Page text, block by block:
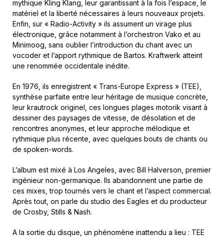
mythique Kling Klang, leur garantissant à la fois l’espace, le
matériel et la liberté nécessaires à leurs nouveaux projets.
Enfin, sur « Radio-Activity » ils assument un virage plus
électronique, grâce notamment à l’orchestron Vako et au
Minimoog, sans oublier l’introduction du chant avec un
vocoder et l’apport rythmique de Bartos. Kraftwerk atteint
une renommée occidentale inédite.
En 1976, ils enregistrent « Trans-Europe Express » (TEE),
synthèse parfaite entre leur héritage de musique concrète,
leur krautrock originel, ces longues plages motorik visant à
dessiner des paysages de vitesse, de désolation et de
rencontres anonymes, et leur approche mélodique et
rythmique plus récente, avec quelques bouts de chants ou
de spoken-words.
L’album est mixé à Los Angeles, avec Bill Halverson, premier
ingénieur non-germanique. Ils abandonnent une partie de
ces mixes, trop tournés vers le chant et l’aspect commercial.
Après tout, on parle du studio des Eagles et du producteur
de Crosby, Stills & Nash.
A la sortie du disque, un phénomène inattendu a lieu : TEE